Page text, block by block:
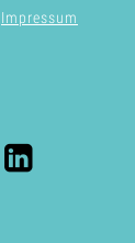
Impressum